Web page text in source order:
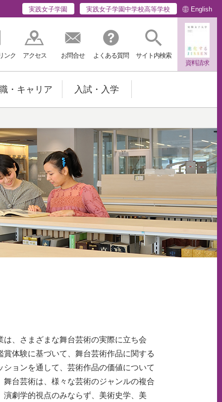
実践女子学園 実践女子学園中学校高等学校 English
ンク アクセス お問合せ よくある質問
サイト内検索
資料請求
・キャリア 入試・入学
、さまざまな舞台芸術の実際に立ち会
賞体験に基づいて、舞台芸術作品に関する
ションを通して、芸術作品の価値について
舞台芸術は、様々な芸術のジャンルの複合
演劇学的視点のみならず、美術史学、美